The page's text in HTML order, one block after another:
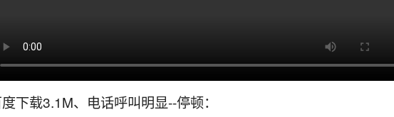
下载3.1M、电话呼叫明显--停顿：